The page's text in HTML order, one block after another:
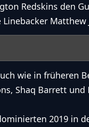
Redskins den
Linebacker
wie in früheren
Shaq Barrett
2019 in